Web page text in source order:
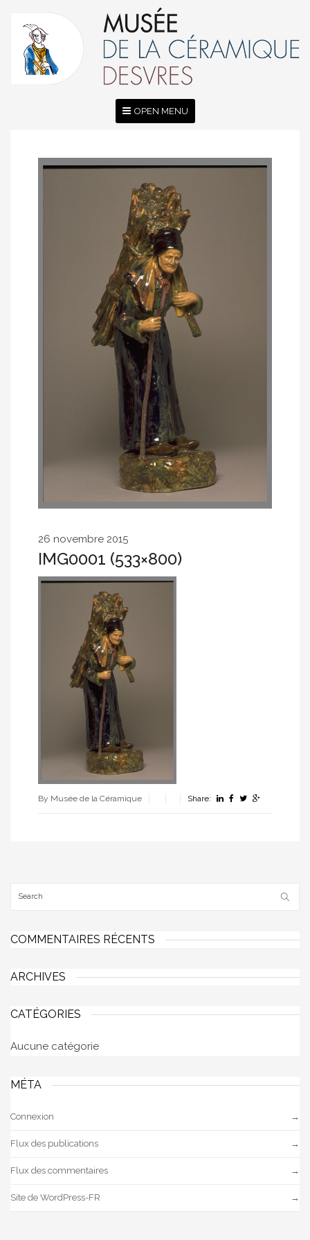
OPEN MENU
26 novembre 2015
IMG0001 (533×800)
By Musée de la Céramique Share:
COMMENTAIRES RÉCENTS
ARCHIVES
CATÉGORIES
Aucune catégorie
MÉTA
Connexion
Flux des publications
Flux des commentaires
Site de WordPress-FR